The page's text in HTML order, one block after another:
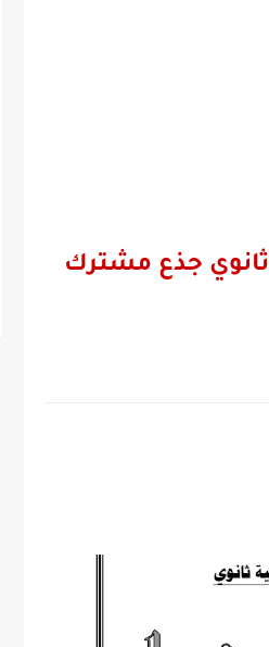
دروس الوحدة الثانية القوة و الحركات المنحنية 1ثانوي جذع مشترك